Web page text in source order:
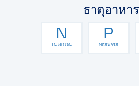
ธาตุอาหาร
N
ไนโตรเจน
P
ฟอสฟอรัส